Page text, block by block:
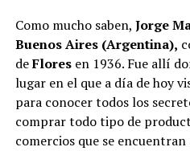
Como mucho saben, Jorge
Buenos Aires (Argentina),
deFloresen 1936. Fue allí
lugar en el que a día de hoy
para conocer todos los
comprar todo tipo de
comercios que se encuentran